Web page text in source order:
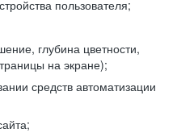
пользователя;
глубина цветности,
на экране);
средств автоматизации